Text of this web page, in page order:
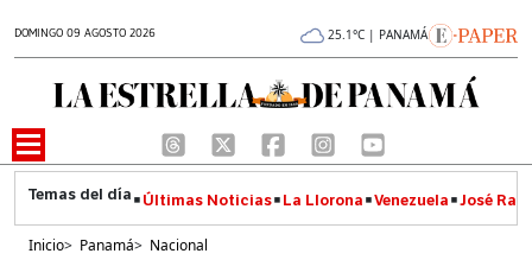
DOMINGO 09 AGOSTO 2026 25.1°C | PANAMÁ
Últimas Noticias La Llorona Venezuela José
Inicio> Panamá> Nacional